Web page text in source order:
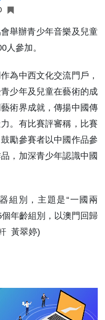
舉辦青少年音樂及兒童
人參加。
為中西文化交流門戶，
少年及兒童在藝術的成
術界成就，傳揚中國傳
。有比賽評審稱，比賽
勵參賽者以中國作品參
，加深青少年認識中國
組別，主題是“一國兩
年齡組別，以澳門回歸
黃翠婷)